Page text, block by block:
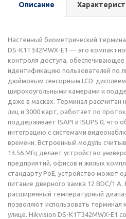
Описание
Настенный биометрический
DS-K1T342MWX-E1 — это
контроля доступа,
идентификацию пользователей по
дюймовым сенсорным LCD-
широкоугольными камерами и
даже в масках. Терминал рассчитан
лиц и 3000 карт, работает по
поддерживает ISAPI и ISUP5.0, что
интеграцию с системами
времени. Встроенный модуль
13.56 МГц делает устройство
предприятий, офисов и жилых
стандарту PoE, устройство может
питание дверного замка 12 ВDC/1 А.
расширенный температурный
позволяют использовать терминал
улице. Hikvision DS-K1T342MWX-E1